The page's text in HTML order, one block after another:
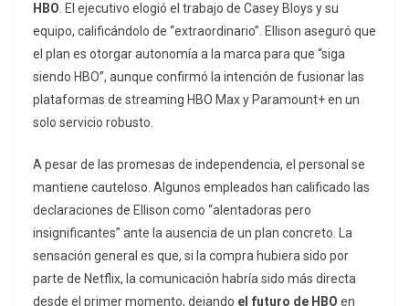
HBO . El ejecutivo elogió el trabajo de Casey Bloys y su
equipo, calificándolo de “extraordinario”. Ellison aseguró que
el plan es otorgar autonomía a la marca para que “siga
siendo HBO”, aunque confirmó la intención de fusionar las
plataformas de streaming HBO Max y Paramount+ en un
solo servicio robusto.
A pesar de las promesas de independencia, el personal se
mantiene cauteloso. Algunos empleados han calificado las
declaraciones de Ellison como “alentadoras pero
insignificantes” ante la ausencia de un plan concreto. La
sensación general es que, si la compra hubiera sido por
parte de Netflix, la comunicación habría sido más directa
desde el primer momento, dejando el futuro de HBO en